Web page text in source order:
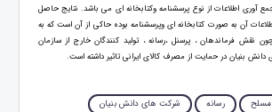
آوری اطلاعات از نوع پرسشنامه وکتابخانه ای می باشد. نتایج حاصل
آن به صورت کتابخانه ای وپرسشنامه بوده حاکی از آن است که به
نقش فرماندهان ، پرسنل ،رسانه ، تولید کنندگان خارج از سازمان
بنیان در حمایت از مصرف کالای ایرانی تاثیر داشته است.
مسلح رسانه شرکت های دانش بنیان